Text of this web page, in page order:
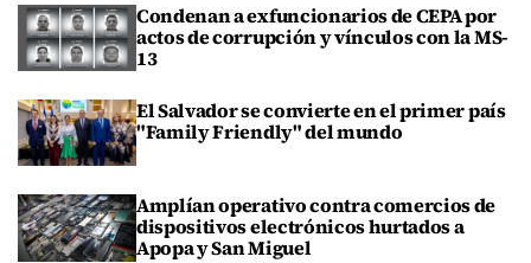
Condenan a exfuncionarios de CEPA por
actos de corrupción y vínculos con la MS-
13
El Salvador se convierte en el primer país
"Family Friendly" del mundo
Amplían operativo contra comercios de
dispositivos electrónicos hurtados a
Apopa y San Miguel